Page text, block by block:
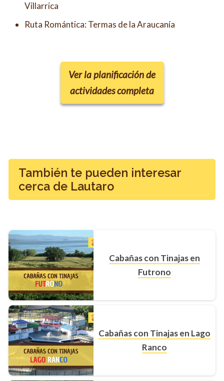
Villarrica
Ruta Romántica: Termas de la Araucanía
Ver la planificación de
actividades completa
También te pueden interesar
cerca de Lautaro
Cabañas con Tinajas en
Futrono
Cabañas con Tinajas en Lago
Ranco